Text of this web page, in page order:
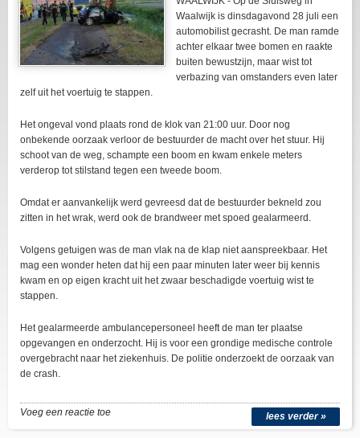
Waalwijk is dinsdagavond 28 juli een
automobilist gecrasht. De man ramde
achter elkaar twee bomen en raakte
buiten bewustzijn, maar wist tot
verbazing van omstanders even later
zelf uit het voertuig te stappen.
Het ongeval vond plaats rond de klok van 21:00 uur. Door nog
onbekende oorzaak verloor de bestuurder de macht over het stuur. Hij
schoot van de weg, schampte een boom en kwam enkele meters
verderop tot stilstand tegen een tweede boom.
Omdat er aanvankelijk werd gevreesd dat de bestuurder bekneld zou
zitten in het wrak, werd ook de brandweer met spoed gealarmeerd.
Volgens getuigen was de man vlak na de klap niet aanspreekbaar. Het
mag een wonder heten dat hij een paar minuten later weer bij kennis
kwam en op eigen kracht uit het zwaar beschadigde voertuig wist te
stappen.
Het gealarmeerde ambulancepersoneel heeft de man ter plaatse
opgevangen en onderzocht. Hij is voor een grondige medische controle
overgebracht naar het ziekenhuis. De politie onderzoekt de oorzaak van
de crash.
lees verder »
Voeg een reactie toe